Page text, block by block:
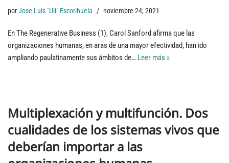
porJose Luis "Uli" Escorihuela noviembre 24, 2021
En The Regenerative Business (1), Carol Sanford afirma que las
organizaciones humanas, en aras de una mayor efectividad, han ido
ampliando paulatinamente sus ámbitos de… Leer más »
Multiplexación y multifunción. Dos
cualidades de los sistemas vivos que
deberían importar a las